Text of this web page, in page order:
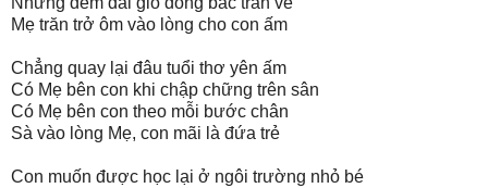
Mẹ trăn trở ôm vào lòng cho con ấm
Chẳng quay lại đâu tuổi thơ yên ấm
Có Mẹ bên con khi chập chững trên sân
Có Mẹ bên con theo mỗi bước chân
Sà vào lòng Mẹ, con mãi là đứa trẻ
Con muốn được học lại ở ngôi trường nhỏ bé